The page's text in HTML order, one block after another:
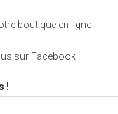
boutique en ligne
sur Facebook
!